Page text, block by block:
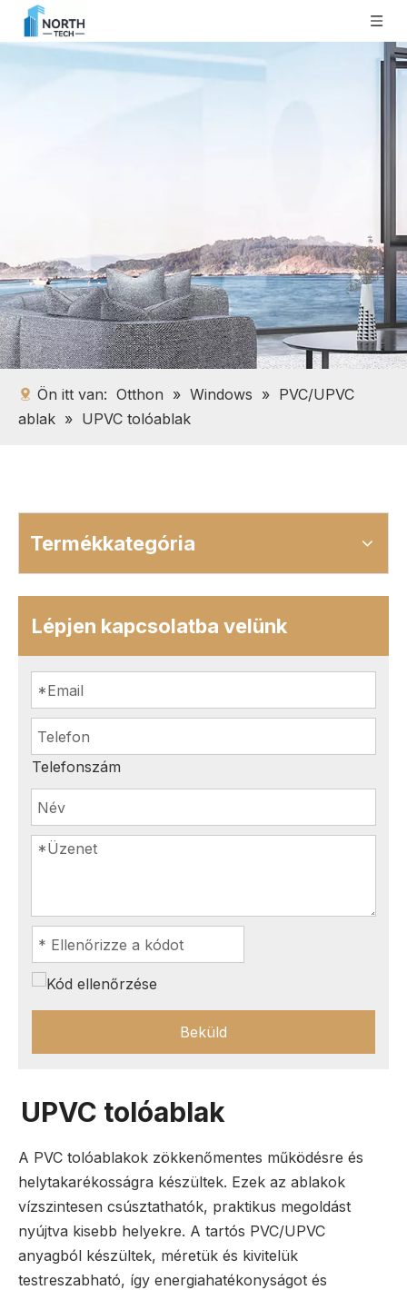
Ön itt van: Otthon » Windows » PVC/UPVC
ablak » UPVC tolóablak
Termékkategória
Lépjen kapcsolatba velünk
Telefonszám
Beküld
UPVC tolóablak
A PVC tolóablakok zökkenőmentes működésre és
helytakarékosságra készültek. Ezek az ablakok
vízszintesen csúsztathatók, praktikus megoldást
nyújtva kisebb helyekre. A tartós PVC/UPVC
anyagból készültek, méretük és kivitelük
testreszabható, így energiahatékonyságot és